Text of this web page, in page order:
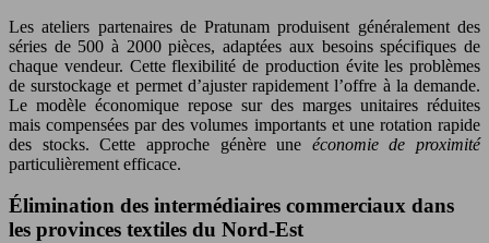
Les ateliers partenaires de Pratunam produisent généralement des
séries de 500 à 2000 pièces, adaptées aux besoins spécifiques de
chaque vendeur. Cette flexibilité de production évite les problèmes
de surstockage et permet d’ajuster rapidement l’offre à la demande.
Le modèle économique repose sur des marges unitaires réduites
mais compensées par des volumes importants et une rotation rapide
des stocks. Cette approche génère une économie de proximité
particulièrement efficace.
Élimination des intermédiaires commerciaux dans
les provinces textiles du Nord-Est